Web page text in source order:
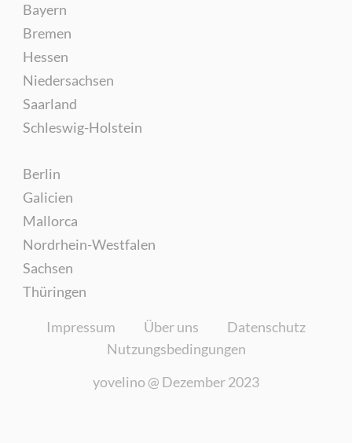
Bayern
Bremen
Hessen
Niedersachsen
Saarland
Schleswig-Holstein
Berlin
Galicien
Mallorca
Nordrhein-Westfalen
Sachsen
Thüringen
Impressum Über uns
Datenschutz
Nutzungsbedingungen
yovelino @ Dezember 2023